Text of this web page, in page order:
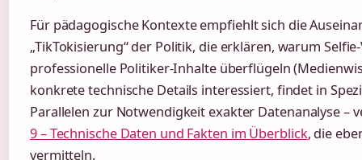
Für pädagogische Kontexte empfiehlt sich die
„TikTokisierung“ der Politik, die erklären, warum
professionelle Politiker-Inhalte überflügeln
konkrete technische Details interessiert, findet in
Parallelen zur Notwendigkeit exakter Datenanalyse –
9 – Technische Daten und Fakten im Überblick, die
vermitteln.